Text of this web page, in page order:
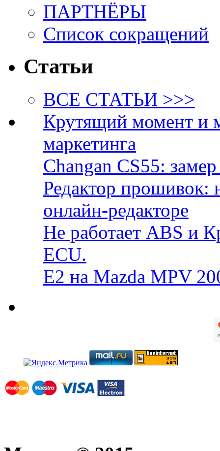
ПАРТНЁРЫ
Список сокращений
Статьи
ВСЕ СТАТЬИ >>>
Крутящий момент и
маркетинга
Changan CS55:
Редактор прошивок:
онлайн-редакторе
Не работает ABS и
ECU.
E2 на Mazda MPV